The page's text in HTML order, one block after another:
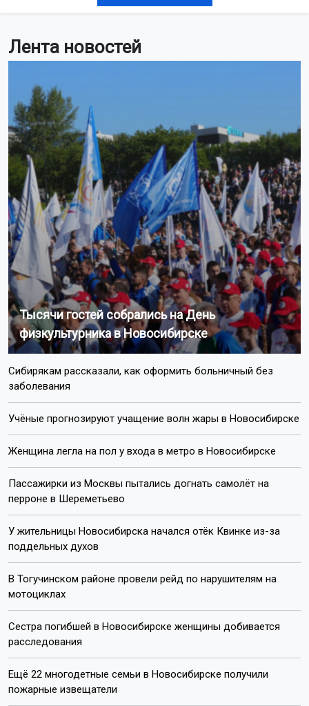
Лента новостей
Тысячи гостей собрались на День
физкультурника в Новосибирске
Сибирякам рассказали, как оформить больничный без
заболевания
Учёные прогнозируют учащение волн жары в Новосибирске
Женщина легла на пол у входа в метро в Новосибирске
Пассажирки из Москвы пытались догнать самолёт на
перроне в Шереметьево
У жительницы Новосибирска начался отёк Квинке из-за
поддельных духов
В Тогучинском районе провели рейд по нарушителям на
мотоциклах
Сестра погибшей в Новосибирске женщины добивается
расследования
Ещё 22 многодетные семьи в Новосибирске получили
пожарные извещатели